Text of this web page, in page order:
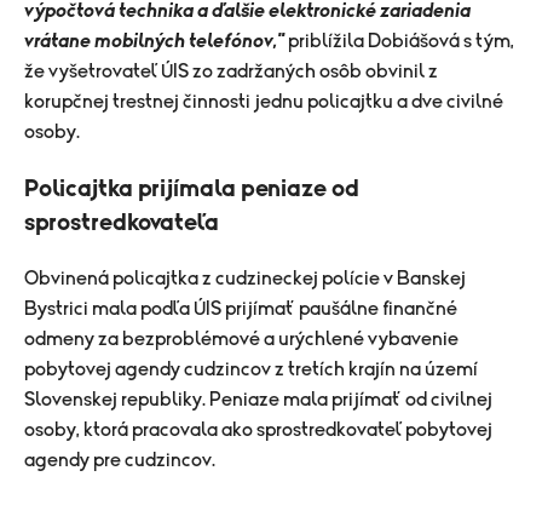
výpočtová technika a ďalšie elektronické zariadenia
vrátane mobilných telefónov,"priblížila Dobiášová s tým,
že vyšetrovateľ ÚIS zo zadržaných osôb obvinil z
korupčnej trestnej činnosti jednu policajtku a dve civilné
osoby.
Policajtka prijímala peniaze od
sprostredkovateľa
Obvinená policajtka z cudzineckej polície v Banskej
Bystrici mala podľa ÚIS prijímať paušálne finančné
odmeny za bezproblémové a urýchlené vybavenie
pobytovej agendy cudzincov z tretích krajín na území
Slovenskej republiky. Peniaze mala prijímať od civilnej
osoby, ktorá pracovala ako sprostredkovateľ pobytovej
agendy pre cudzincov.